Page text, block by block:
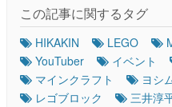
この記事に関するタグ
HIKAKIN LEGO
YouTuber
イベント
マインクラフト
ヨシ
レゴブロック
三井淳